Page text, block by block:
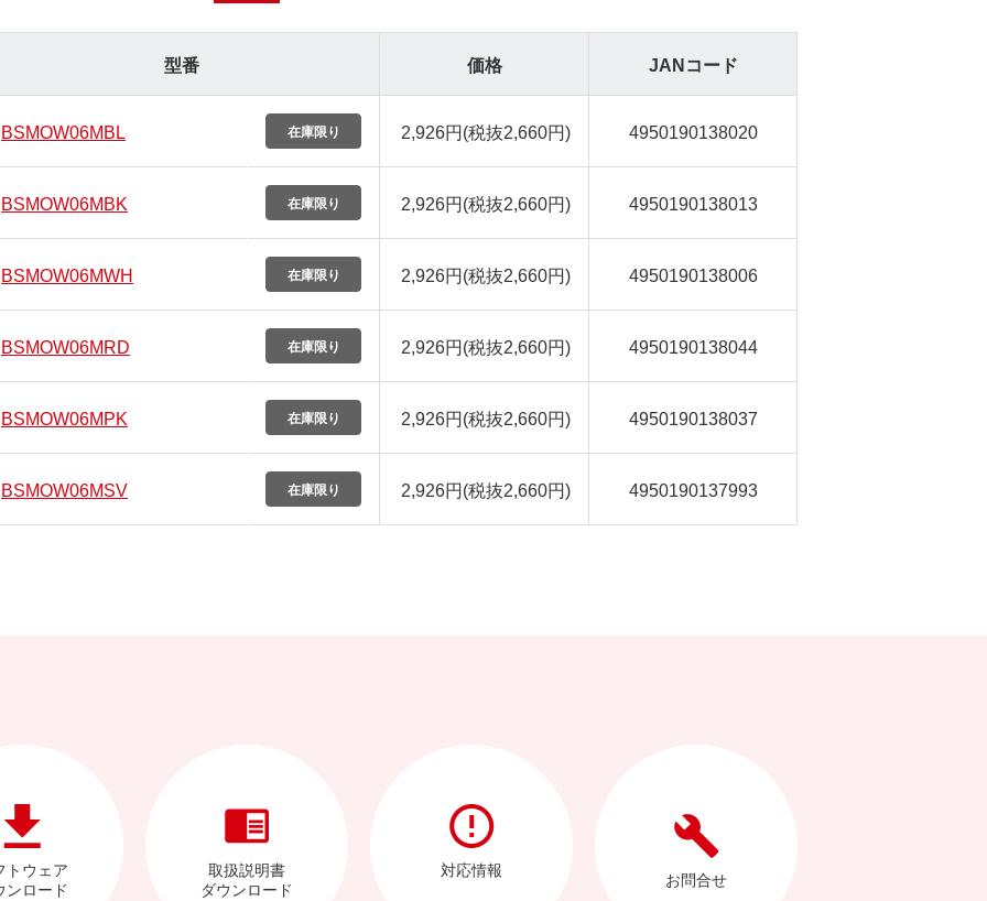
型番 価格 JANコード
BSMOW06MBL 2,926円(税抜2,660円) 4950190138020
BSMOW06MBK 2,926円(税抜2,660円) 4950190138013
BSMOW06MWH 2,926円(税抜2,660円) 4950190138006
BSMOW06MRD 2,926円(税抜2,660円) 4950190138044
BSMOW06MPK 2,926円(税抜2,660円) 4950190138037
BSMOW06MSV 2,926円(税抜2,660円) 4950190137993
トウェア
ンロード
取扱説明書
ダウンロード
対応情報 お問合せ